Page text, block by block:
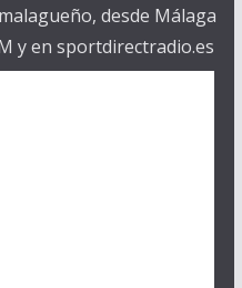
desde Málaga
y en sportdirectradio.es